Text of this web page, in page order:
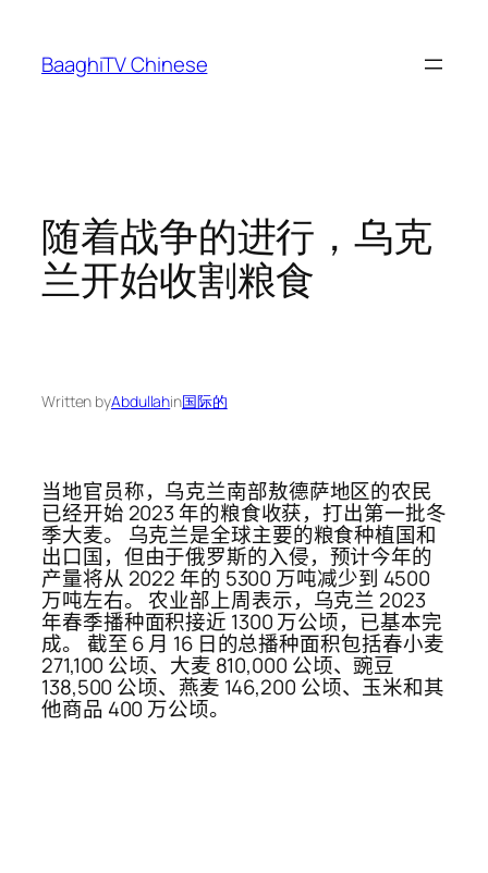
content
BaaghiTV Chinese
随着战争的进行，乌克
兰开始收割粮食
Written byAbdullahin国际的
当地官员称，乌克兰南部敖德萨地区的农民
已经开始 2023 年的粮食收获，打出第一批冬
季大麦。 乌克兰是全球主要的粮食种植国和
出口国，但由于俄罗斯的入侵，预计今年的
产量将从 2022 年的 5300 万吨减少到 4500
万吨左右。 农业部上周表示，乌克兰 2023
年春季播种面积接近 1300 万公顷，已基本完
成。 截至 6 月 16 日的总播种面积包括春小麦
271,100 公顷、大麦 810,000 公顷、豌豆
138,500 公顷、燕麦 146,200 公顷、玉米和其
他商品 400 万公顷。